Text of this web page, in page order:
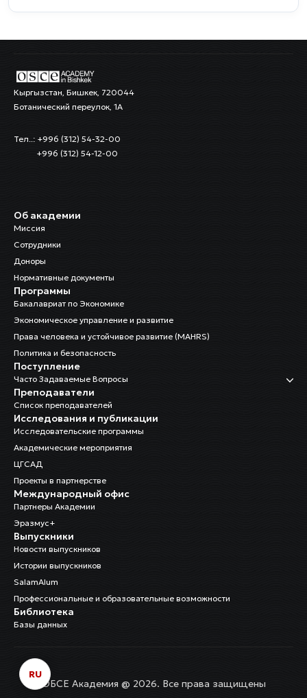
Кыргызстан, Бишкек, 720044
Ботанический переулок, 1А
Тел..: +996 (312) 54-32-00
+996 (312) 54-12-00
Об академии
Миссия
Сотрудники
Доноры
Нормативные документы
Программы
Бакалавриат по Экономике
Экономическое управление и развитие
Права человека и устойчивое развитие (MAHRS)
Политика и безопасность
Поступление
Часто Задаваемые Вопросы
Преподаватели
Список преподавателей
Исследования и публикации
Исследовательские программы
Академические мероприятия
ЦГСАД
Проекты в партнерстве
Международный офис
Партнеры Академии
Эразмус+
Выпускники
Новости выпускников
Истории выпускников
SalamAlum
Профессиональные и образовательные возможности
Библиотека
Базы данных
ОБСЕ Академия @ 2026. Все права защищены
RU